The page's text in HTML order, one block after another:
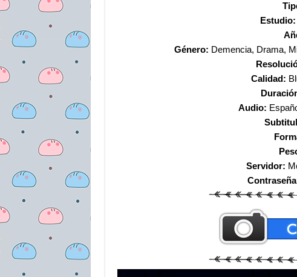
Estudio:
Género: Demencia, Drama,
Calidad:
Audio:
Servidor: